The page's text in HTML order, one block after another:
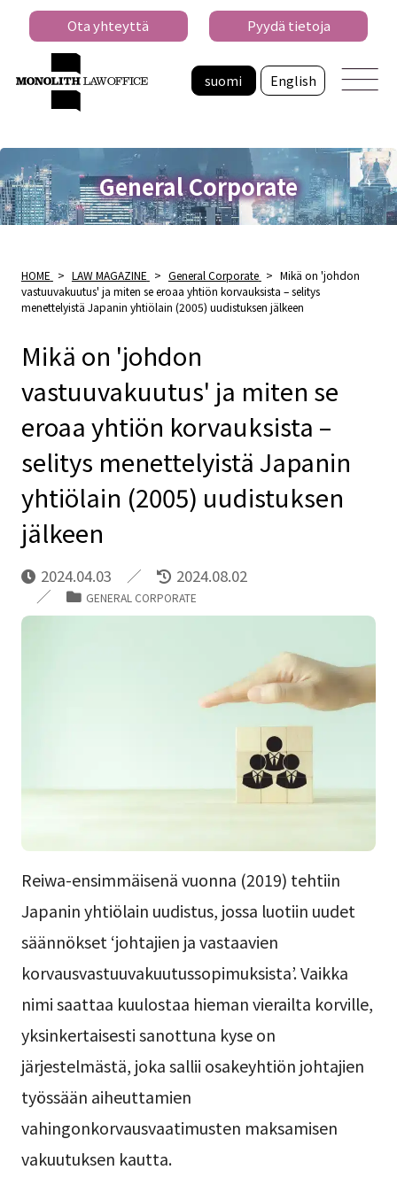
suomi English
Ota yhteyttä Pyydä tietoja
General Corporate
HOME > LAW MAGAZINE > General Corporate > Mikä on 'johdon
vastuuvakuutus' ja miten se eroaa yhtiön korvauksista – selitys
menettelyistä Japanin yhtiölain (2005) uudistuksen jälkeen
Mikä on 'johdon
vastuuvakuutus' ja miten se
eroaa yhtiön korvauksista –
selitys menettelyistä Japanin
yhtiölain (2005) uudistuksen
jälkeen
2024.04.03 2024.08.02
GENERAL CORPORATE
Reiwa-ensimmäisenä vuonna (2019) tehtiin
Japanin yhtiölain uudistus, jossa luotiin uudet
säännökset ‘johtajien ja vastaavien
korvausvastuuvakuutussopimuksista’. Vaikka
nimi saattaa kuulostaa hieman vierailta korville,
yksinkertaisesti sanottuna kyse on
järjestelmästä, joka sallii osakeyhtiön johtajien
työssään aiheuttamien
vahingonkorvausvaatimusten maksamisen
vakuutuksen kautta.